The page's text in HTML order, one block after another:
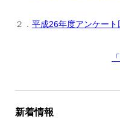
２． 平成26年度アンケート
新着情報